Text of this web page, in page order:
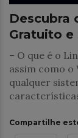
Descubra
Gratuito e
– O que é o
assim como o
qualquer
Compartilhe